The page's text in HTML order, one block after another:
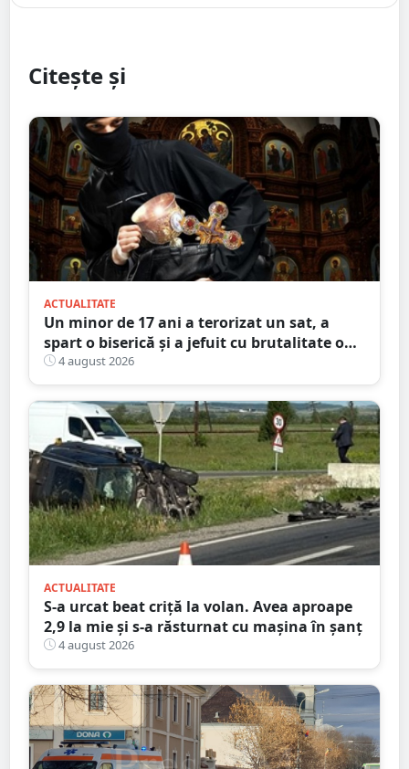
Citește și
ACTUALITATE
Un minor de 17 ani a terorizat un sat, a
spart o biserică și a jefuit cu brutalitate o
bătrână de 80 de ani
4 august 2026
ACTUALITATE
S-a urcat beat criță la volan. Avea aproape
2,9 la mie și s-a răsturnat cu mașina în șanț
4 august 2026